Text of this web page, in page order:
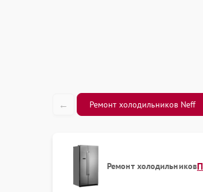
← Ремонт холодильников Neff
Ремонт холодильников